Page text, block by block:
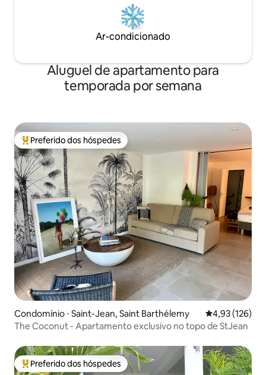
Ar-condicionado
Aluguel de apartamento para
temporada por semana
Entre os melhores preferidos dos hóspedes
Preferido dos hóspedes
Condomínio ⋅ Saint-Jean, Saint Barthélemy 4,93 de uma
4,93 (126)
The Coconut - Apartamento exclusivo no topo de StJean
Entre os melhores preferidos dos hóspedes
Preferido dos hóspedes